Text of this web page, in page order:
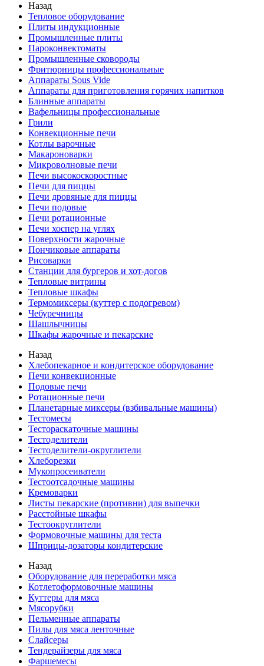
Назад
Тепловое оборудование
Плиты индукционные
Промышленные плиты
Пароконвектоматы
Промышленные сковороды
Фритюрницы профессиональные
Аппараты Sous Vide
Аппараты для приготовления горячих напитков
Блинные аппараты
Вафельницы профессиональные
Грили
Конвекционные печи
Котлы варочные
Макароноварки
Микроволновые печи
Печи высокоскоростные
Печи для пиццы
Печи дровяные для пиццы
Печи подовые
Печи ротационные
Печи хоспер на углях
Поверхности жарочные
Пончиковые аппараты
Рисоварки
Станции для бургеров и хот-догов
Тепловые витрины
Тепловые шкафы
Термомиксеры (куттер с подогревом)
Чебуречницы
Шашлычницы
Шкафы жарочные и пекарские
Назад
Хлебопекарное и кондитерское оборудование
Печи конвекционные
Подовые печи
Ротационные печи
Планетарные миксеры (взбивальные машины)
Тестомесы
Тестораскаточные машины
Тестоделители
Тестоделители-округлители
Хлеборезки
Мукопросеиватели
Тестоотсадочные машины
Кремоварки
Листы пекарские (противни) для выпечки
Расстойные шкафы
Тестоокруглители
Формовочные машины для теста
Шприцы-дозаторы кондитерские
Назад
Оборудование для переработки мяса
Котлетоформовочные машины
Куттеры для мяса
Мясорубки
Пельменные аппараты
Пилы для мяса ленточные
Слайсеры
Тендерайзеры для мяса
Фаршемесы